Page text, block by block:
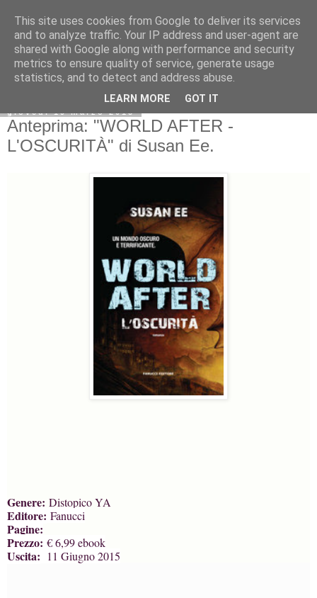
giovedì 19 marzo 2015
Anteprima: "WORLD AFTER -
L'OSCURITÀ" di Susan Ee.
Genere: Distopico YA
Editore: Fanucci
Pagine:
Prezzo: € 6,99 ebook
Uscita: 11 Giugno 2015
This site uses cookies from Google to deliver its services
and to analyze traffic. Your IP address and user-agent are
shared with Google along with performance and security
metrics to ensure quality of service, generate usage
statistics, and to detect and address abuse.
LEARN MORE GOT IT